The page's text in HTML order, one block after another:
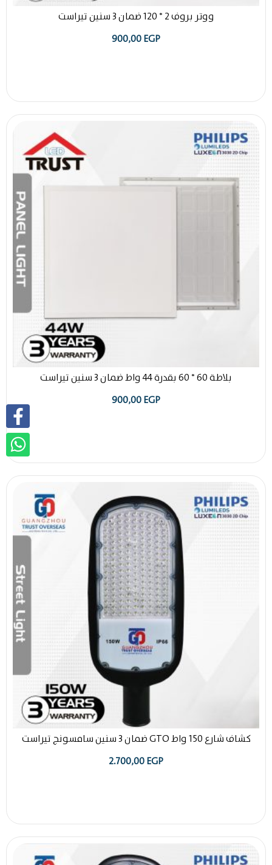
ووتر بروف 2 * 120 ضمان 3 سنين تيراست
900,00EGP
بلاطة 60 * 60 بقدرة 44 واط ضمان 3 سنين تيراست
900,00EGP
كشاف شارع 150 واط GTO ضمان 3 سنين سامسونج تيراست
2.700,00EGP